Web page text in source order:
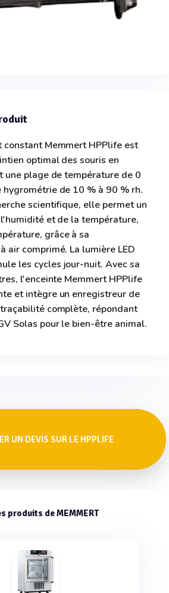
constant Memmert HPPlife est
optimal des souris en
une plage de température de 0
hygrométrie de 10 % à 90 % rh.
scientifique, elle permet un
et de la température,
grâce à sa
air comprimé. La lumière LED
les cycles jour-nuit. Avec sa
l'enceinte Memmert HPPlife
et intègre un enregistreur de
complète, répondant
Solas pour le bien-être animal.
UN DEVIS SUR LE HPPLIFE
produits de MEMMERT